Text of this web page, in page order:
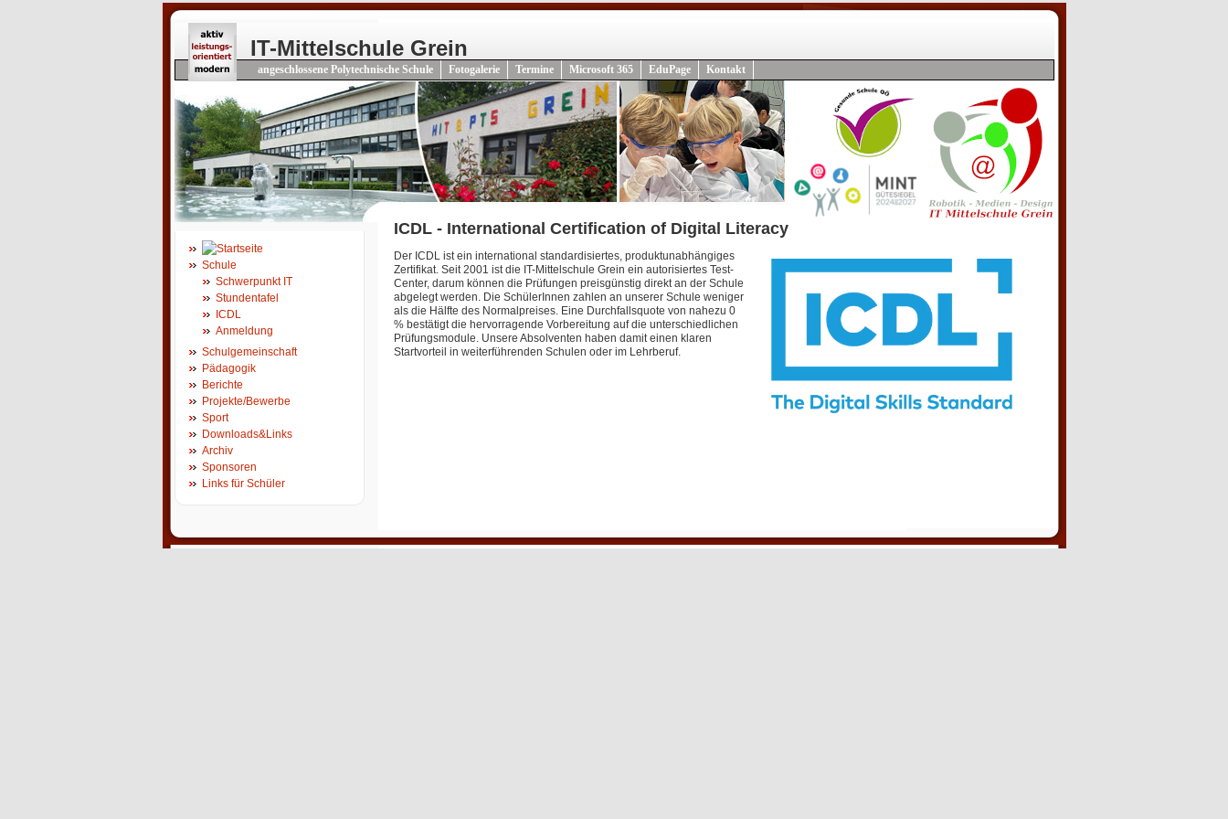
IT-Mittelschule Grein
angeschlossene Polytechnische Schule Fotogalerie Termine Microsoft 365 EduPage Kontakt
Schule
Schwerpunkt IT
Stundentafel
ICDL
Anmeldung
Schulgemeinschaft
Pädagogik
Berichte
Projekte/Bewerbe
Sport
Downloads&Links
Archiv
Sponsoren
Links für Schüler
ICDL - International Certification of Digital Literacy
Der ICDL ist ein international standardisiertes, produktunabhängiges
Zertifikat. Seit 2001 ist die IT-Mittelschule Grein ein autorisiertes Test-
Center, darum können die Prüfungen preisgünstig direkt an der Schule
abgelegt werden. Die SchülerInnen zahlen an unserer Schule weniger
als die Hälfte des Normalpreises. Eine Durchfallsquote von nahezu 0
% bestätigt die hervorragende Vorbereitung auf die unterschiedlichen
Prüfungsmodule. Unsere Absolventen haben damit einen klaren
Startvorteil in weiterführenden Schulen oder im Lehrberuf.